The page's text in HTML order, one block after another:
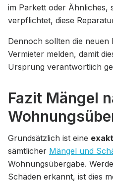
im Parkett oder Ähnliches,
verpflichtet, diese
Dennoch sollten die neuen
Vermieter melden, damit
Ursprung verantwortlich
Fazit Mängel
Grundsätzlich ist eine
sämtlicher Mängel und
Wohnungsübergabe.
Schäden erkannt, ist dies